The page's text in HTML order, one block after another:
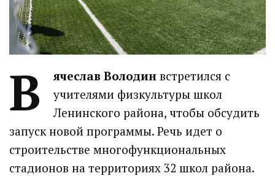
В ячеслав Володин встретился с
учителями физкультуры школ
Ленинского района, чтобы обсудить
запуск новой программы. Речь идет о
строительстве многофункциональных
стадионов на территориях 32 школ района.